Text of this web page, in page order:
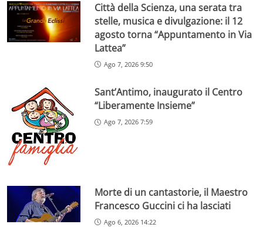
Città della Scienza, una serata tra
stelle, musica e divulgazione: il 12
agosto torna “Appuntamento in Via
Lattea”
Ago 7, 2026 9:50
Sant’Antimo, inaugurato il Centro
“Liberamente Insieme”
Ago 7, 2026 7:59
Morte di un cantastorie, il Maestro
Francesco Guccini ci ha lasciati
Ago 6, 2026 14:22